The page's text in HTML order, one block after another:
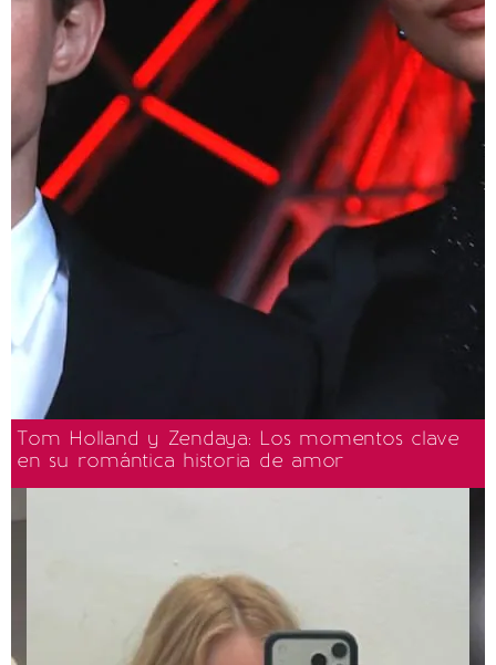
Tom Holland y Zendaya: Los momentos clave
en su romántica historia de amor